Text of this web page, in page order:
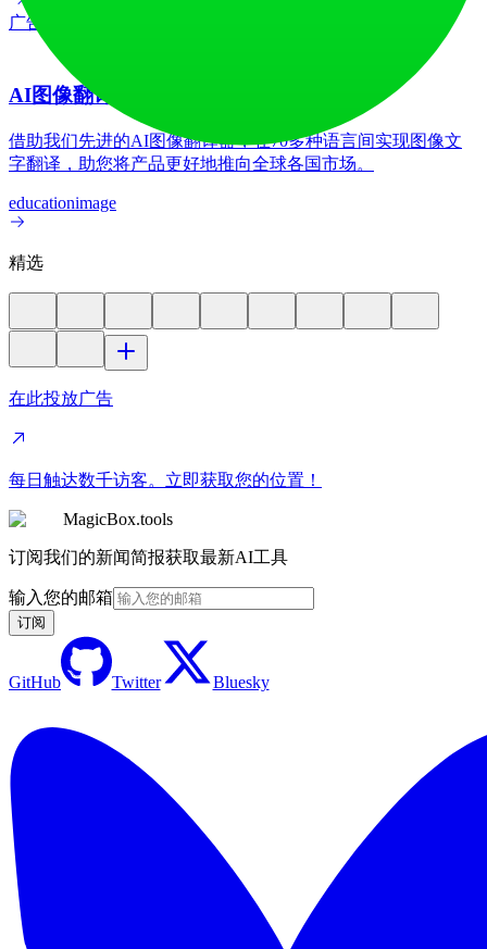
广告
AI图像翻译器
借助我们先进的AI图像翻译器，在70多种语言间实现图像文
字翻译，助您将产品更好地推向全球各国市场。
educationimage
精选
在此投放广告
每日触达数千访客。立即获取您的位置！
MagicBox.tools
订阅我们的新闻简报获取最新AI工具
输入您的邮箱
订阅
GitHub Twitter Bluesky